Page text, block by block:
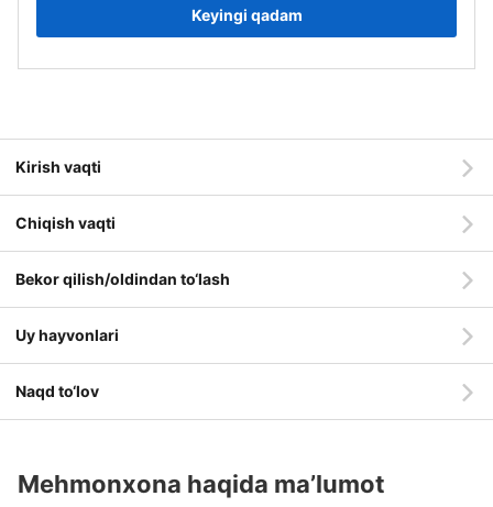
Keyingi qadam
Kirish vaqti
Chiqish vaqti
Bekor qilish/oldindan to‘lash
Uy hayvonlari
Naqd to‘lov
Mehmonxona haqida ma’lumot